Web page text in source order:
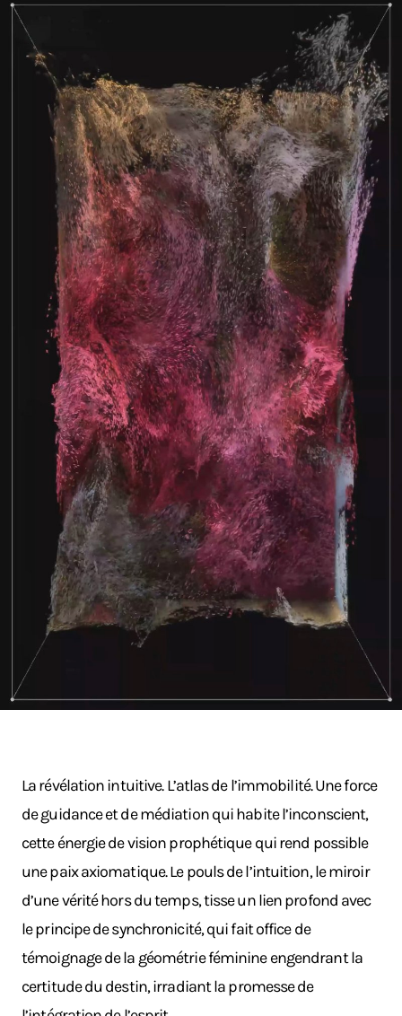
La révélation intuitive. L’atlas de l’immobilité. Une force
de guidance et de médiation qui habite l’inconscient,
cette énergie de vision prophétique qui rend possible
une paix axiomatique. Le pouls de l’intuition, le miroir
d’une vérité hors du temps, tisse un lien profond avec
le principe de synchronicité, qui fait office de
témoignage de la géométrie féminine engendrant la
certitude du destin, irradiant la promesse de